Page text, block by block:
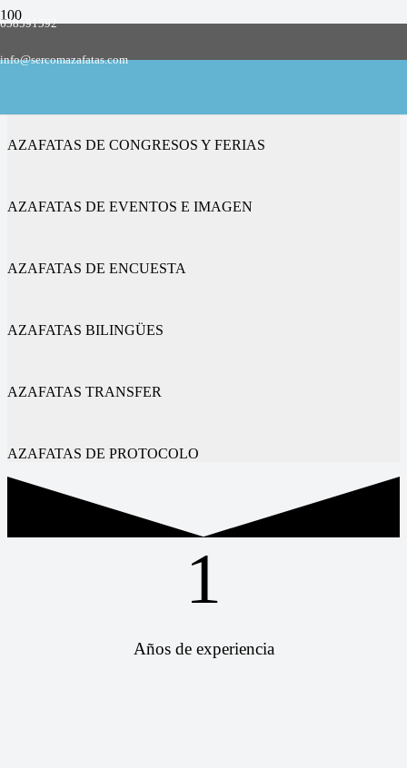
658591592
info@sercomazafatas.com
AZAFATAS DE CONGRESOS Y FERIAS
AZAFATAS DE EVENTOS E IMAGEN
AZAFATAS DE ENCUESTA
AZAFATAS BILINGÜES
AZAFATAS TRANSFER
AZAFATAS DE PROTOCOLO
1
Años de experiencia